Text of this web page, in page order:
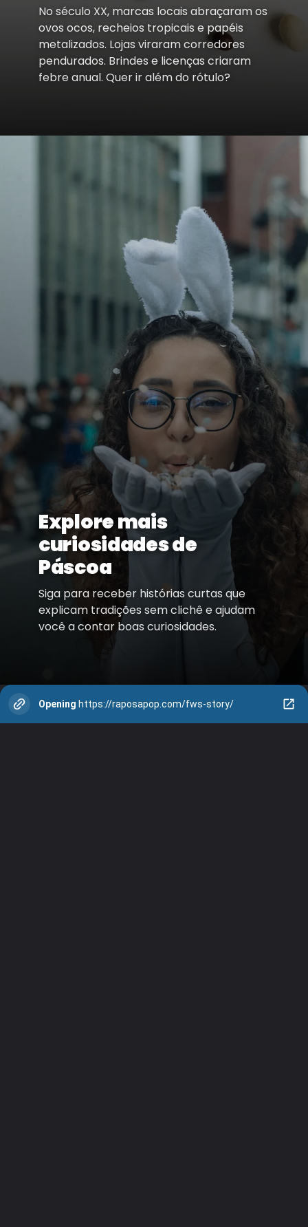
No século XX, marcas locais abraçaram os
ovos ocos, recheios tropicais e papéis
metalizados. Lojas viraram corredores
pendurados. Brindes e licenças criaram
febre anual. Quer ir além do rótulo?
Explore mais
curiosidades de
Páscoa
Siga para receber histórias curtas que
explicam tradições sem clichê e ajudam
você a contar boas curiosidades.
Opening https://raposapop.com/fws-story/